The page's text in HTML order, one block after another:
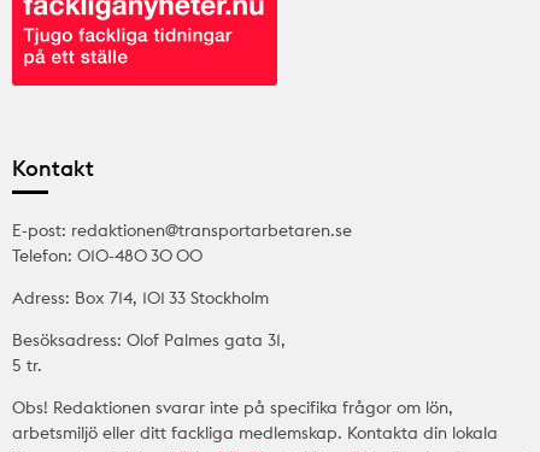
Kontakt
E-post: redaktionen@transportarbetaren.se
Telefon: 010-480 30 00
Adress: Box 714, 101 33 Stockholm
Besöksadress: Olof Palmes gata 31,
5 tr.
Obs! Redaktionen svarar inte på specifika frågor om lön,
arbetsmiljö eller ditt fackliga medlemskap. Kontakta din lokala